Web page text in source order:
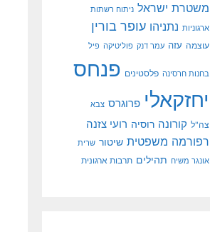
משטרת ישראל ניתוח רשתות
ארגוניות נתניהו עופר בורין
עוצמה עזה עמר דנק פוליטיקה פיל
בחנות חרסינה פלסטינים פנחס
יחזקאלי פרוגרס צבא
צה"ל קורונה רוסיה רועי צזנה
רפורמה משפטית שיטור שרית
אונגר משיח תהילים תרבות ארגונית